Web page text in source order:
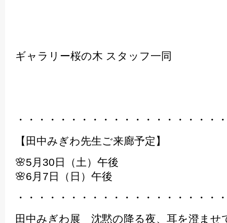
ギャラリー桜の木 スタッフ一同
・・・・・・・・・・・・・・・・・・・
【田中みぎわ先生ご来廊予定】
🌸5月30日（土）午後
🌸6月7日（日）午後
・・・・・・・・・・・・・・・・・・・
田中みぎわ展 沈黙の降る夜、耳を澄ませ